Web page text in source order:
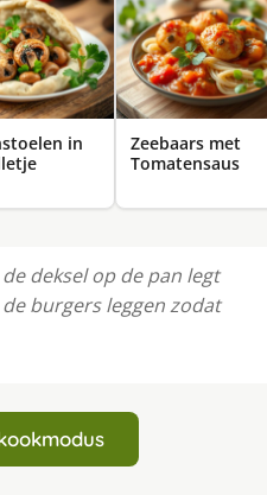
in
Zeebaars met
Tomatensaus
deksel op de pan legt
burgers leggen zodat